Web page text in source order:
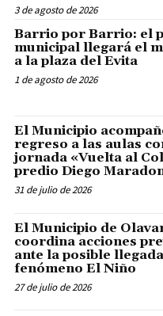
3 de agosto de 2026
Barrio por Barrio: el
municipal llegará el
a la plaza del Evita
1 de agosto de 2026
El Municipio
regreso a las aulas
jornada «Vuelta al
predio Diego
31 de julio de 2026
El Municipio de
coordina acciones
ante la posible
fenómeno El Niño
27 de julio de 2026